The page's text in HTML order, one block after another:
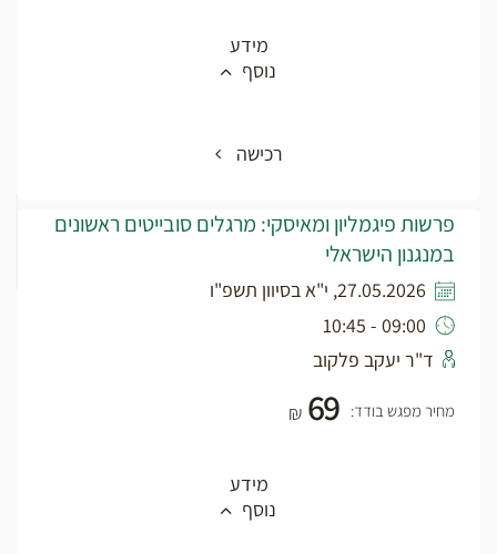
מידע
נוסף
רכישה
פרשות פיגמליון ומאיסקי: מרגלים סובייטים ראשונים
במנגנון הישראלי
27.05.2026, י"א בסיוון תשפ"ו
09:00 - 10:45
ד"ר יעקב פלקוב
מחיר מפגש בודד: ₪ 69
מידע
נוסף